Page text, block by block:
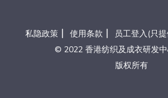
私隐政策 | 使用条款 | 员工登入(只
© 2022 香港纺织及成衣研发
版权所有